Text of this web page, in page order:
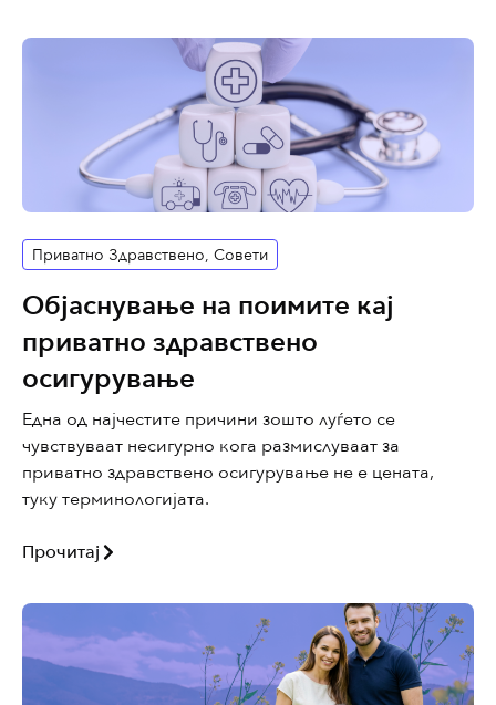
Приватно Здравствено, Совети
Објаснување на поимите кај
приватно здравствено
осигурување
Една од најчестите причини зошто луѓето се
чувствуваат несигурно кога размислуваат за
приватно здравствено осигурување не е цената,
туку терминологијата.
Прочитај